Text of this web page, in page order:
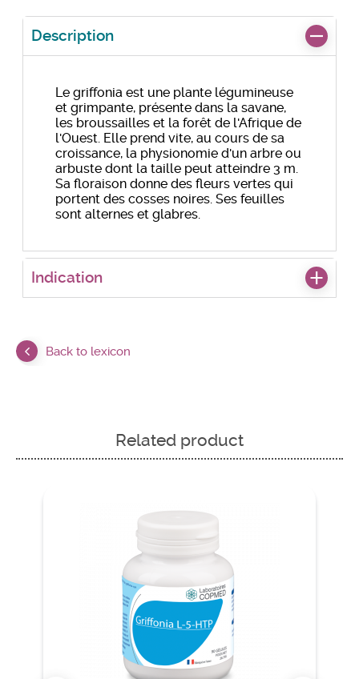
Description
Le griffonia est une plante légumineuse
et grimpante, présente dans la savane,
les broussailles et la forêt de l'Afrique de
l'Ouest. Elle prend vite, au cours de sa
croissance, la physionomie d'un arbre ou
arbuste dont la taille peut atteindre 3 m.
Sa floraison donne des fleurs vertes qui
portent des cosses noires. Ses feuilles
sont alternes et glabres.
Indication
Back to lexicon
Related product